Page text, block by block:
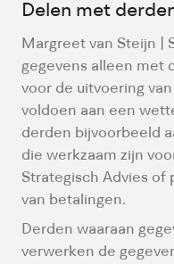
Delen met
Margreet van Steijn |
gegevens alleen met
voor de uitvoering
voldoen aan een
derden bijvoorbeeld
die werkzaam zijn
Strategisch Advies of
van betalingen.
Derden waaraan
verwerken de